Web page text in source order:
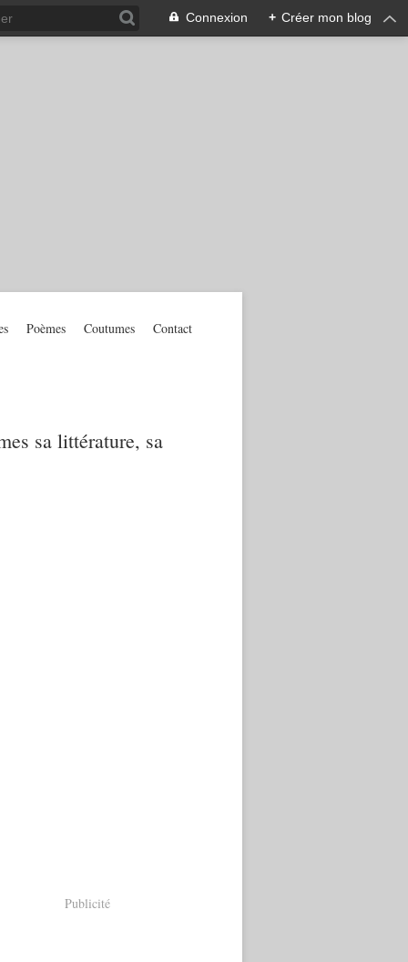
Connexion + Créer mon blog
sa littérature, sa
Poèmes Coutumes Contact
Publicité